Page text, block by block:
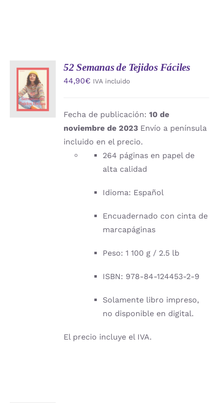
AÑADIR
AL
CARRITO
/
DETALLES
52 Semanas de Tejidos Fáciles
44,90€ IVA incluido
Fecha de publicación:10 de
noviembre de 2023 Envío a península
incluido en el precio.
264 páginas en papel de
alta calidad
Idioma: Español
Encuadernado con cinta de
marcapáginas
Peso: 1 100 g / 2.5 lb
ISBN: 978-84-124453-2-9
Solamente libro impreso,
no disponible en digital.
El precio incluye el IVA.